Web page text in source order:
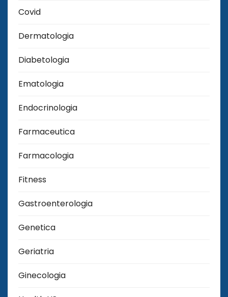
Covid
Dermatologia
Diabetologia
Ematologia
Endocrinologia
Farmaceutica
Farmacologia
Fitness
Gastroenterologia
Genetica
Geriatria
Ginecologia